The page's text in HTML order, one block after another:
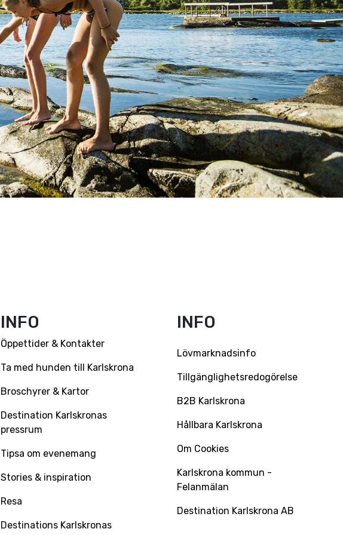
INFO
Öppettider & Kontakter
Ta med hunden till Karlskrona
Broschyrer & Kartor
Destination Karlskronas
pressrum
Tipsa om evenemang
Stories & inspiration
Resa
Destinations Karlskronas
INFO
Lövmarknadsinfo
Tillgänglighetsredogörelse
B2B Karlskrona
Hållbara Karlskrona
Om Cookies
Karlskrona kommun -
Felanmälan
Destination Karlskrona AB